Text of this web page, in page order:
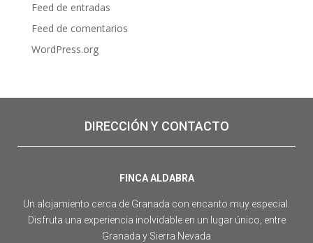
Feed de entradas
Feed de comentarios
WordPress.org
DIRECCIÓN Y CONTACTO
FINCA ALDABRA
Un alojamiento cerca de Granada con encanto muy especial.
Disfruta una experiencia inolvidable en un lugar único, entre
Granada y Sierra Nevada